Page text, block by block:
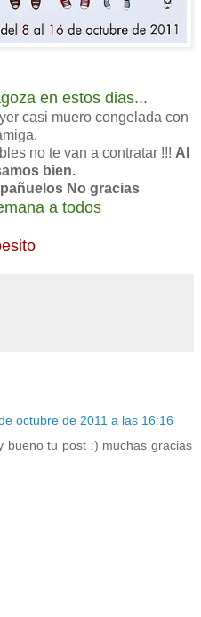
en estos dias...
casi muero congelada con
no te van a contratar !!! Al
bien.
No gracias
a todos
octubre de 2011 a las 16:16
bueno tu post :) muchas gracias